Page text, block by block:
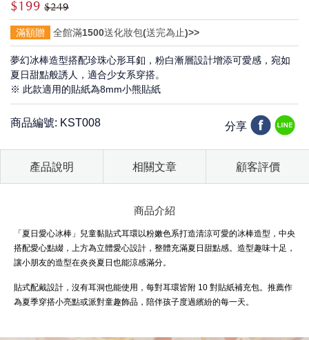
$199 $249
滿額贈 全館滿1500送化妝包(送完為止)>>
夢幻冰棒造型搭配珍珠心形耳釦，粉白漸層設計增添可愛感，宛如
夏日甜點般誘人，適合少女系穿搭。
※ 此款適用的貼紙為8mm小熊貼紙
商品編號: KST008 分享
產品說明 相關文章 顧客評價
商品介紹
「夏日愛心冰棒」兒童黏貼式耳環以粉嫩色系打造清涼可愛的冰棒造型，中央
搭配愛心點綴，上方為立體愛心設計，整體充滿夏日甜點感。造型趣味十足，
讓小朋友的造型在炎炎夏日也能涼感滿分。
貼式配戴設計，沒有耳洞也能使用，每對耳環皆附 10 對貼紙補充包。推薦作
為夏季穿搭小亮點或派對童趣飾品，陪伴孩子度過繽紛的每一天。